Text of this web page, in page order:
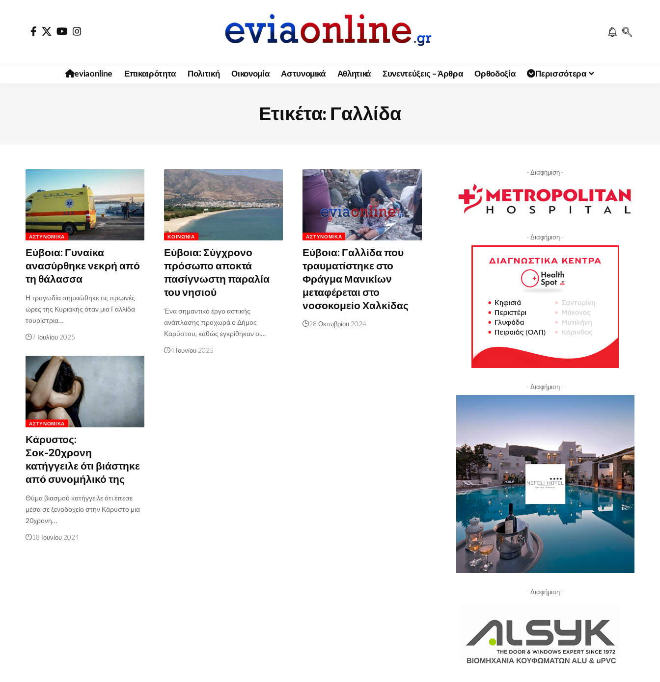
eviaonline Επικαιρότητα Πολιτική Οικονομία Αστυνομικά Αθλητικά Συνεντεύξεις – Άρθρα Ορθοδοξία Περισσότερα
Ετικέτα: Γαλλίδα
ΑΣΤΥΝΟΜΙΚΆ
Εύβοια: Γυναίκα
ανασύρθηκε νεκρή από
τη θάλασσα
Η τραγωδία σημειώθηκε τις πρωινές
ώρες της Κυριακής όταν μια Γαλλίδα
τουρίστρια…
7 Ιουλίου 2025
ΚΟΙΝΩΝΊΑ
Εύβοια: Σύγχρονο
πρόσωπο αποκτά
πασίγνωστη παραλία
του νησιού
Ένα σημαντικό έργο αστικής
ανάπλασης προχωρά ο Δήμος
Καρύστου, καθώς εγκρίθηκαν οι…
4 Ιουνίου 2025
ΑΣΤΥΝΟΜΙΚΆ
Εύβοια: Γαλλίδα που
τραυματίστηκε στο
Φράγμα Μανικίων
μεταφέρεται στο
νοσοκομείο Χαλκίδας
28 Οκτωβρίου 2024
ΑΣΤΥΝΟΜΙΚΆ
Κάρυστος:
Σοκ-20χρονη
κατήγγειλε ότι βιάστηκε
από συνομήλικό της
Θύμα βιασμού κατήγγειλε ότι έπεσε
μέσα σε ξενοδοχείο στην Κάρυστο μια
20χρονη…
18 Ιουνίου 2024
- Διαφήμιση -
- Διαφήμιση -
- Διαφήμιση -
- Διαφήμιση -